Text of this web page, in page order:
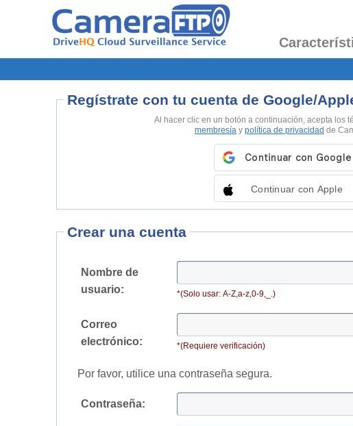
Regístrate con tu cuenta de Google/
Al hacer clic en un botón a continuación, acepta los
membresía y política de privacidad de
Continuar con Apple
Crear una cuenta
Nombre de
usuario:
*(Solo usar: A-Z,a-z,0-9,_.)
Correo
electrónico:
*(Requiere verificación)
Por favor, utilice una contraseña segura.
Contraseña: